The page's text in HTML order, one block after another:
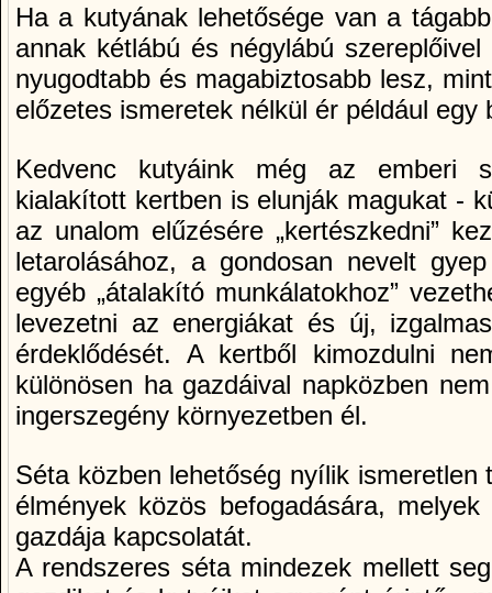
Ha a kutyának lehetősége van a
annak kétlábú és négylábú
nyugodtabb és magabiztosabb lesz,
előzetes ismeretek nélkül ér például egy
Kedvenc kutyáink még az emberi
kialakított kertben is elunják magukat -
az unalom elűzésére „kertészkedni”
letarolásához, a gondosan nevelt
egyéb „átalakító munkálatokhoz”
levezetni az energiákat és új,
érdeklődését. A kertből kimozdulni
különösen ha gazdáival napközben
ingerszegény környezetben él.
Séta közben lehetőség nyílik ismeretlen
élmények közös befogadására,
gazdája kapcsolatát.
A rendszeres séta mindezek mellett